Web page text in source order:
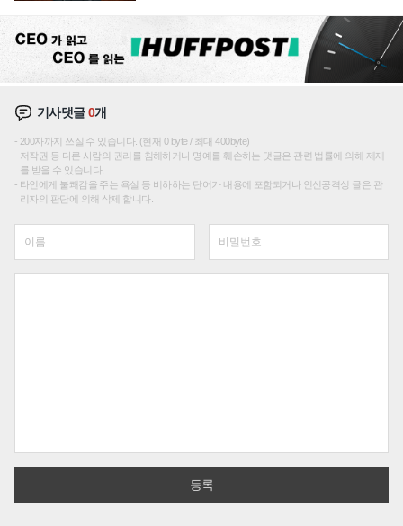
기사댓글0개
200자까지 쓰실 수 있습니다. (현재 0 byte / 최대 400byte)
저작권 등 다른 사람의 권리를 침해하거나 명예를 훼손하는 댓글은 관련 법률에 의해 제재
를 받을 수 있습니다.
타인에게 불쾌감을 주는 욕설 등 비하하는 단어가 내용에 포함되거나 인신공격성 글은 관
리자의 판단에 의해 삭제 합니다.